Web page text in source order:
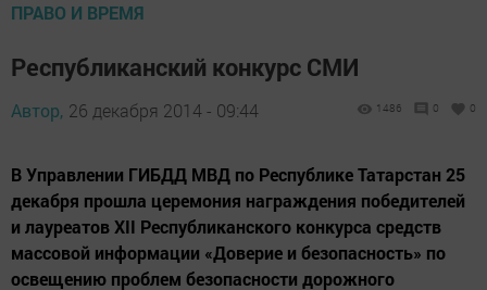
ПРАВО И ВРЕМЯ
Республиканский конкурс СМИ
Автор, 26 декабря 2014 - 09:44 1486 0 0
В Управлении ГИБДД МВД по Республике Татарстан 25
декабря прошла церемония награждения победителей
и лауреатов ХII Республиканского конкурса средств
массовой информации «Доверие и безопасность» по
освещению проблем безопасности дорожного